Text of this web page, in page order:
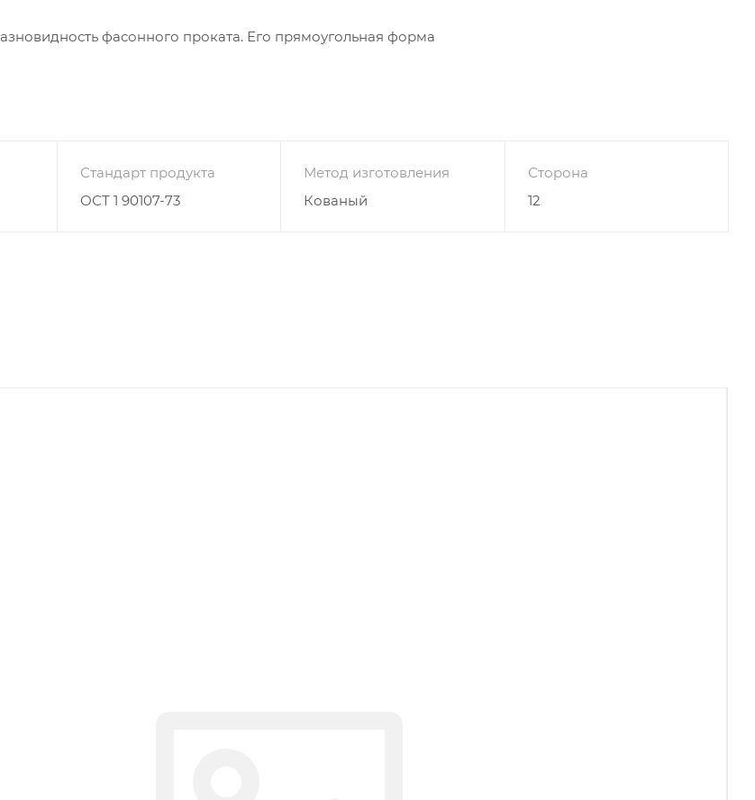
фасонного проката. Его прямоугольная форма
Стандарт продукта
ОСТ 1 90107-73
Метод изготовления
Кованый
Сторона
12